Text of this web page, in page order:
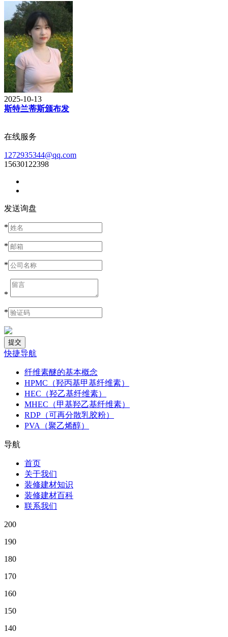
2025-10-13
斯特兰蒂斯颁布发
在线服务
1272935344@qq.com
15630122398
发送询盘
*
*
*
*
*
快捷导航
纤维素醚的基本概念
HPMC（羟丙基甲基纤维素）
HEC（羟乙基纤维素）
MHEC（甲基羟乙基纤维素）
RDP（可再分散乳胶粉）
PVA（聚乙烯醇）
导航
首页
关于我们
装修建材知识
装修建材百科
联系我们
200
190
180
170
160
150
140